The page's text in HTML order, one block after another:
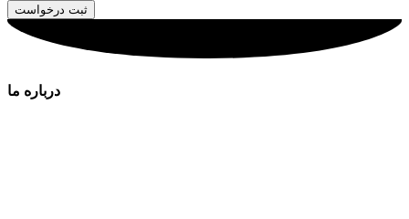
ثبت درخواست
درباره ما